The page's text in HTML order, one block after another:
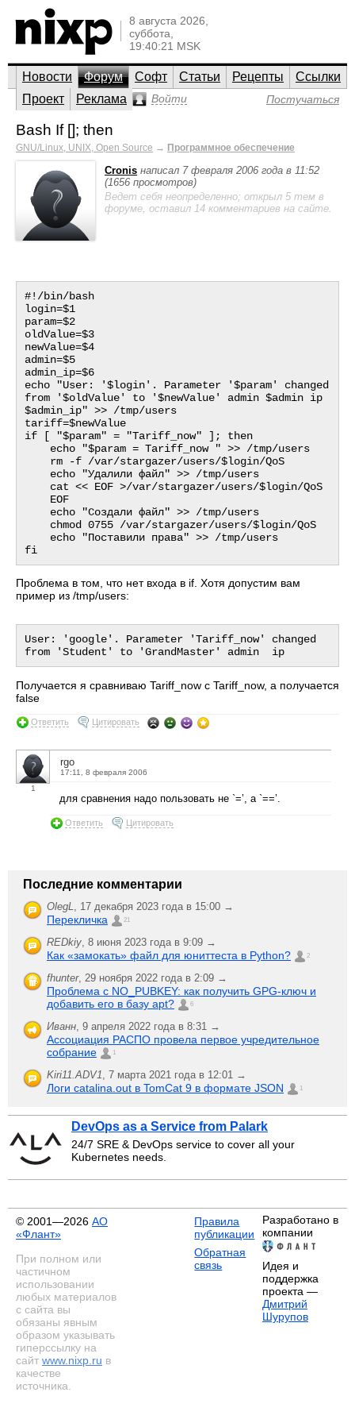
8 августа 2026,
суббота,
19:40:21 MSK
Новости Форум Софт Статьи Рецепты
Ссылки
Проект
Реклама Войти Постучаться
Bash If []; then
GNU/Linux, UNIX, Open Source → Программное обеспечение
Cronis написал 7 февраля 2006 года в 11:52
(1656 просмотров)
Ведет себя неопределенно; открыл 5 тем в
форуме, оставил 14 комментариев на сайте.
#!/bin/bash
login=$1
param=$2
oldValue=$3
newValue=$4
admin=$5
admin_ip=$6
echo "User: '$login'. Parameter '$param' changed
from '$oldValue' to '$newValue' admin $admin ip
$admin_ip" >> /tmp/users
tariff=$newValue
if [ "$param" = "Tariff_now" ]; then
Проблема в том, что нет входа в if. Хотя допустим вам
пример из /tmp/users:
User: 'google'. Parameter 'Tariff_now' changed
Получается я сравниваю Tariff_now с Tariff_now, а получается
false
Ответить Цитировать
1
rgo
17:11, 8 февраля 2006
для сравнения надо пользовать не `=’, а `==’.
Ответить Цитировать
Последние комментарии
OlegL 17 декабря 2023 года в 15:00 →
Перекличка 21
REDkiy 8 июня 2023 года в 9:09 →
Как «замокать» файл для юниттеста в Python? 2
fhunter, 29 ноября 2022 года в 2:09 →
Проблема с NO_PUBKEY: как получить GPG-ключ и
добавить его в базу apt?
6
Иванн 9 апреля 2022 года в 8:31 →
Ассоциация РАСПО провела первое учредительное
собрание
1
Kiri11.ADV1 7 марта 2021 года в 12:01 →
Логи catalina.out в TomCat 9 в формате JSON 1
DevOps as a Service from Palark
24/7 SRE & DevOps service to cover all your
Kubernetes needs.
© 2001—2026 АО
«Флант»
При полном или
частичном
использовании
любых материалов
с сайта вы
обязаны явным
образом указывать
гиперссылку на
сайт www.nixp.ru в
качестве
источника.
Правила
публикации
Обратная
связь
Разработано в
компании
Идея и
поддержка
проекта —
Дмитрий
Шурупов